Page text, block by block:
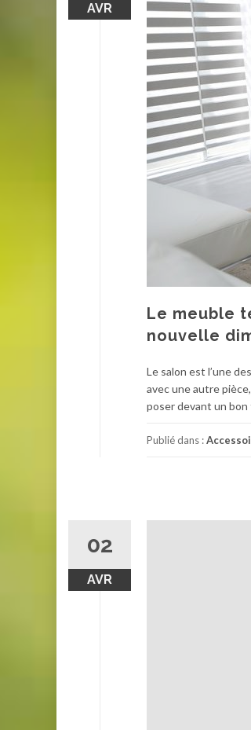
AVR
Le meuble
nouvelle
Le salon est l’une
avec une autre
poser devant un bon
Publié dans :
02
AVR